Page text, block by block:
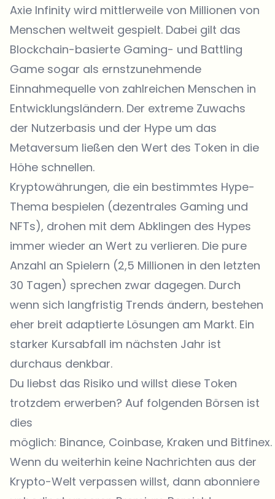
Axie Infinity wird mittlerweile von Millionen von
Menschen weltweit gespielt. Dabei gilt das
Blockchain-basierte Gaming- und Battling
Game sogar als ernstzunehmende
Einnahmequelle von zahlreichen Menschen in
Entwicklungsländern. Der extreme Zuwachs
der Nutzerbasis und der Hype um das
Metaversum ließen den Wert des Token in die
Höhe schnellen.
Kryptowährungen, die ein bestimmtes Hype-
Thema bespielen (dezentrales Gaming und
NFTs), drohen mit dem Abklingen des Hypes
immer wieder an Wert zu verlieren. Die pure
Anzahl an Spielern (2,5 Millionen in den letzten
30 Tagen) sprechen zwar dagegen. Durch
wenn sich langfristig Trends ändern, bestehen
eher breit adaptierte Lösungen am Markt. Ein
starker Kursabfall im nächsten Jahr ist
durchaus denkbar.
Du liebst das Risiko und willst diese Token
trotzdem erwerben? Auf folgenden Börsen ist
dies
möglich: Binance, Coinbase, Kraken und Bitfinex.
Wenn du weiterhin keine Nachrichten aus der
Krypto-Welt verpassen willst, dann abonniere